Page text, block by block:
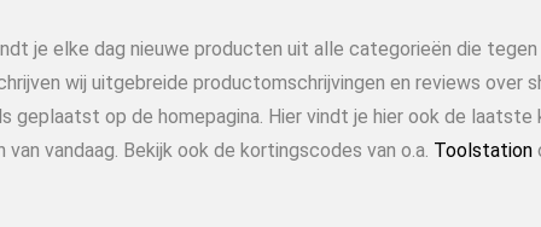
je elke dag nieuwe producten uit alle categorieën die
wij uitgebreide productomschrijvingen en reviews over
geplaatst op de homepagina. Hier vindt je hier ook de
van vandaag. Bekijk ook de kortingscodes van o.a. Toolstation